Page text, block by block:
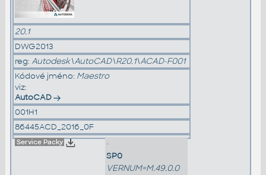
20.1
DWG2013
reg: Autodesk\AutoCAD\R20.1\ACAD-F001
Kódové jméno: Maestro
viz:
AutoCAD
001H1
86445ACD_2016_0F
Service Packy
•
SP0
VERNUM=M.49.0.0